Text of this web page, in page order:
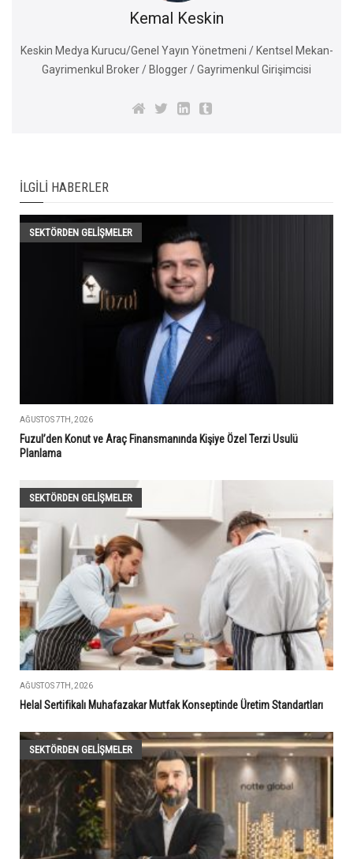
Kemal Keskin
Keskin Medya Kurucu/Genel Yayın Yönetmeni / Kentsel Mekan-
Gayrimenkul Broker / Blogger / Gayrimenkul Girişimcisi
İLGILI HABERLER
SEKTÖRDEN GELIŞMELER
AĞUSTOS 7TH, 2026
Fuzul’den Konut ve Araç Finansmanında Kişiye Özel Terzi Usulü
Planlama
SEKTÖRDEN GELIŞMELER
AĞUSTOS 7TH, 2026
Helal Sertifikalı Muhafazakar Mutfak Konseptinde Üretim Standartları
SEKTÖRDEN GELIŞMELER